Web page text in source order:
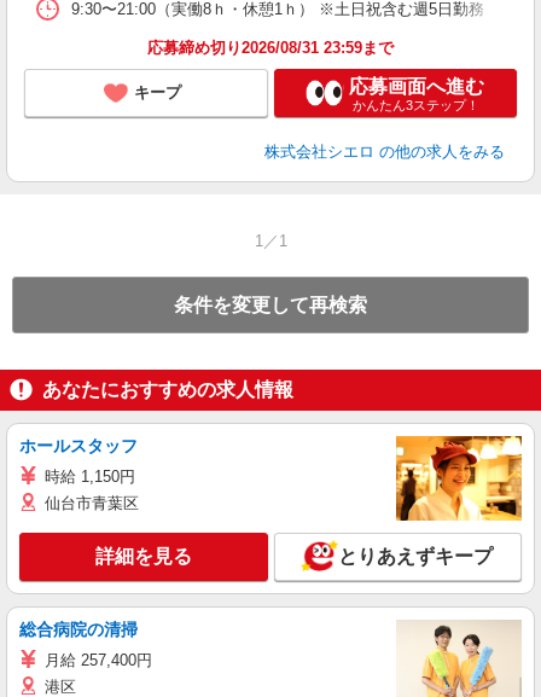
9:30〜21:00（実働8ｈ・休憩1ｈ） ※土日祝含む週5日勤務
応募締め切り2026/08/31 23:59まで
キープ 応募画面へ進む
かんたん3ステップ！
株式会社シエロ の他の求人をみる
1／1
条件を変更して再検索
あなたにおすすめの求人情報
ホールスタッフ
時給 1,150円
仙台市青葉区
詳細を見る とりあえずキープ
総合病院の清掃
月給 257,400円
港区